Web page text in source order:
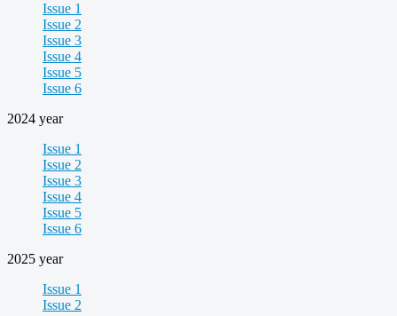
Issue 1
Issue 2
Issue 3
Issue 4
Issue 5
Issue 6
2024 year
Issue 1
Issue 2
Issue 3
Issue 4
Issue 5
Issue 6
2025 year
Issue 1
Issue 2